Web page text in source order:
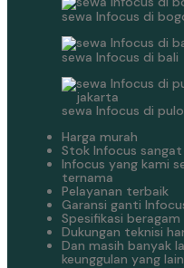
sewa Infocus di
sewa Infocus di bali
sewa Infocus di
Harga murah
Stok Infocus
Infocus yang kami
ternama
Pelayanan terbaik
Garansi ganti
Spesifikasi beragam
Dukungan teknisi
Dan masih banyak
keunggulan yang